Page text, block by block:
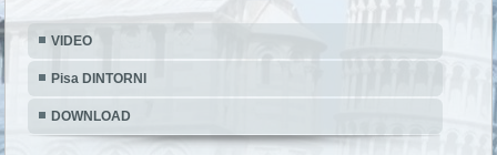
VIDEO
Pisa DINTORNI
DOWNLOAD